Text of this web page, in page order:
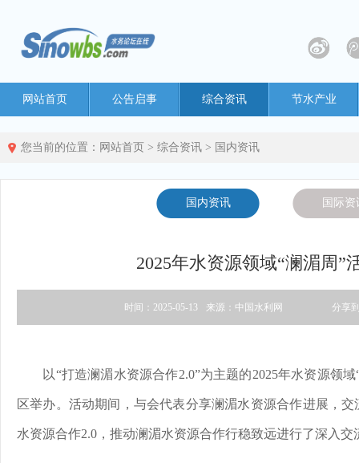
网站首页 公告启事 综合资讯 节水产业
您当前的位置： 网站首页 > 综合资讯 > 国内资讯
国内资讯 国际资
2025年水资源领域“澜湄周”
时间：2025-05-13 来源：中国水利网 分享
以“打造澜湄水资源合作2.0”为主题的2025年水资源领域
区举办。活动期间，与会代表分享澜湄水资源合作进展，
水资源合作2.0，推动澜湄水资源合作行稳致远进行了深入交